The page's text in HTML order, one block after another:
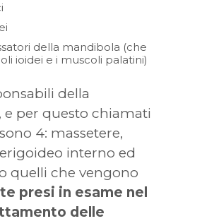
della mandibola (che
ioidei e i muscoli palatini)
della
e per questo chiamati
4: massetere,
interno ed
quelli che vengono
presi in esame nel
delle